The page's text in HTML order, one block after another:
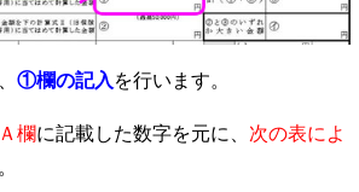
①欄の記入 を行います。
Ａ欄に記載した数字を元に、 次の表によ